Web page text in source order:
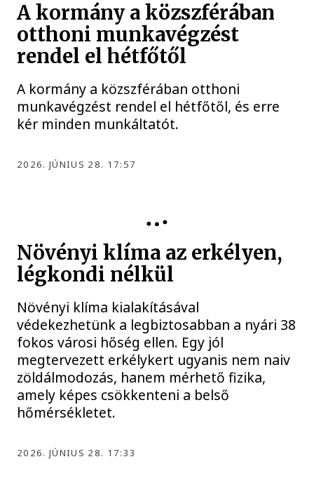
A kormány a közszférában
otthoni munkavégzést
rendel el hétfőtől
A kormány a közszférában otthoni
munkavégzést rendel el hétfőtől, és erre
kér minden munkáltatót.
2026. JÚNIUS 28. 17:57
Növényi klíma az erkélyen,
légkondi nélkül
Növényi klíma kialakításával
védekezhetünk a legbiztosabban a nyári 38
fokos városi hőség ellen. Egy jól
megtervezett erkélykert ugyanis nem naiv
zöldálmodozás, hanem mérhető fizika,
amely képes csökkenteni a belső
hőmérsékletet.
2026. JÚNIUS 28. 17:33